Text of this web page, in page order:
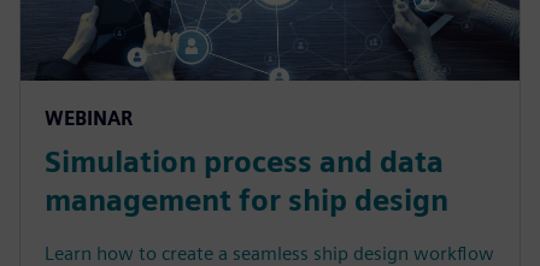
WEBINAR
Simulation process and data
management for ship design
Learn how to create a seamless ship design workflow